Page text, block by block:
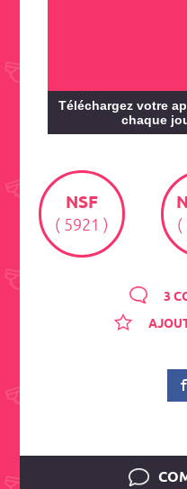
Téléchargez votre
chaque
NSF
( 5921 ) (
3